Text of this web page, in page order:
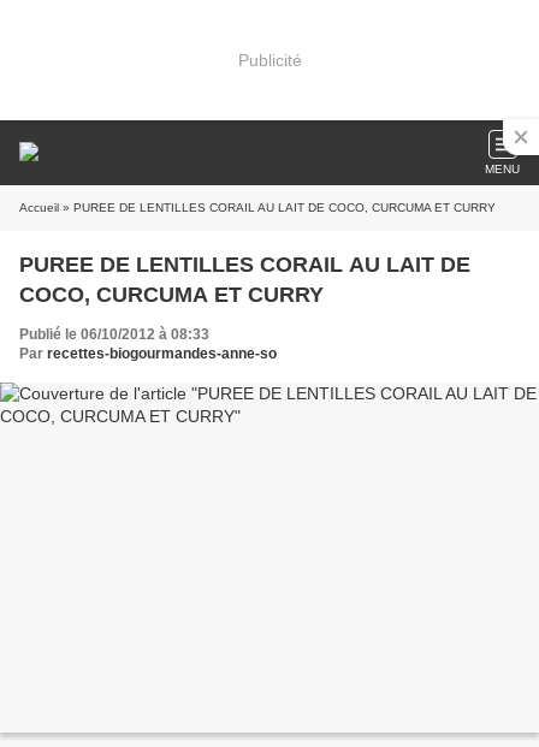
Publicité
MENU
Accueil » PUREE DE LENTILLES CORAIL AU LAIT DE COCO, CURCUMA ET CURRY
PUREE DE LENTILLES CORAIL AU LAIT DE
COCO, CURCUMA ET CURRY
Publié le 06/10/2012 à 08:33
Par recettes-biogourmandes-anne-so